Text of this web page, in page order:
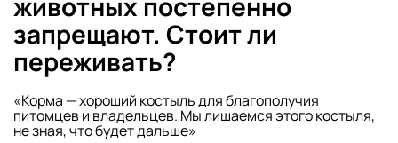
запрещают. Стоит ли
переживать?
«Корма — хороший костыль для благополучия
питомцев и владельцев. Мы лишаемся этого костыля,
не зная, что будет дальше»